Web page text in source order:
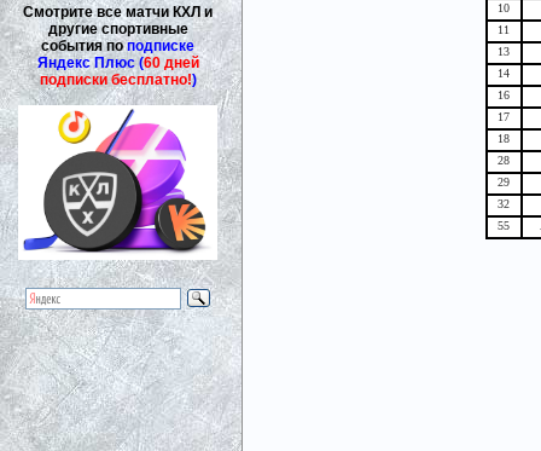
Смотрите все матчи КХЛ и
другие спортивные
события поподписке
Яндекс Плюс (60 дней
подписки бесплатно!)
10
11
13
14
16
17
18
28
29
32
55